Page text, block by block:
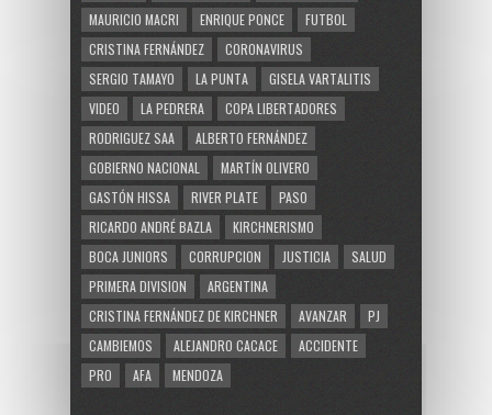
MAURICIO MACRI
ENRIQUE PONCE
FUTBOL
CRISTINA FERNÁNDEZ
CORONAVIRUS
SERGIO TAMAYO
LA PUNTA
GISELA VARTALITIS
VIDEO
LA PEDRERA
COPA LIBERTADORES
RODRIGUEZ SAA
ALBERTO FERNÁNDEZ
GOBIERNO NACIONAL
MARTÍN OLIVERO
GASTÓN HISSA
RIVER PLATE
PASO
RICARDO ANDRÉ BAZLA
KIRCHNERISMO
BOCA JUNIORS
CORRUPCION JUSTICIA
SALUD
PRIMERA DIVISION
ARGENTINA
CRISTINA FERNÁNDEZ DE KIRCHNER
AVANZAR
PJ
CAMBIEMOS
ALEJANDRO CACACE
ACCIDENTE
PRO
AFA MENDOZA